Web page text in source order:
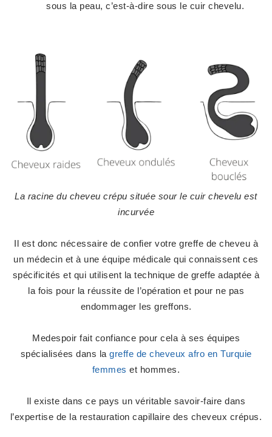
sous la peau, c’est-à-dire sous le cuir chevelu.
La racine du cheveu crépu située sour le cuir chevelu est
incurvée
Il est donc nécessaire de confier votre greffe de cheveu à
un médecin et à une équipe médicale quiconnaissent ces
spécificités et qui utilisent la technique de greffe adaptée à
la fois pour la réussite de l’opération et pour ne pas
endommager les greffons.
Medespoir fait confiance pour cela à ses équipes
spécialisées dans la greffe de cheveux afro en Turquie
femmes et hommes.
Il existe dans ce pays un véritable savoir-faire dans
l’expertise de la restauration capillaire des cheveux crépus.